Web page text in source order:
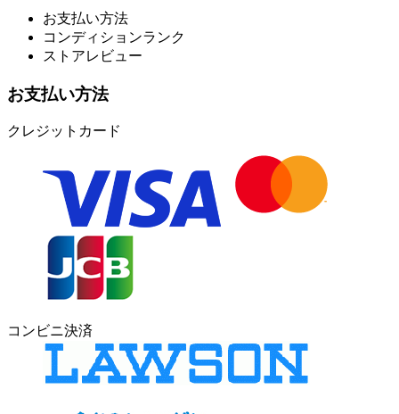
お支払い方法
コンディションランク
ストアレビュー
お支払い方法
クレジットカード
コンビニ決済